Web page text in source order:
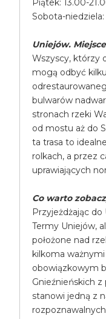
Piątek: 13.00-
Sobota-
Uniejów.
Wszyscy, którzy
mogą odbyć
bulwarów
stronach rzeki
od mostu aż do
ta trasa to
rolkach, a przez
uprawiających
Co warto
Przyjeżdżając
Termy Uniejów,
położone nad
kilkoma
obowiązkowym
Gnieźnieńskich
stanowi jedną z